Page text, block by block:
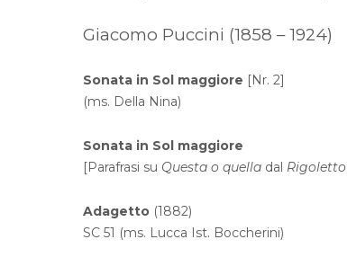
Giacomo Puccini (1858 – 1924)
Sonata in Sol maggiore [Nr. 2]
(ms. Della Nina)
Sonata in Sol maggiore
[Parafrasi su Questa o quella dal Rigoletto
Adagetto (1882)
SC 51 (ms. Lucca Ist. Boccherini)